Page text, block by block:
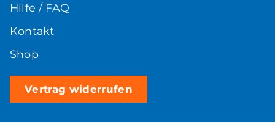
Hilfe / FAQ
Kontakt
Shop
Vertrag widerrufen